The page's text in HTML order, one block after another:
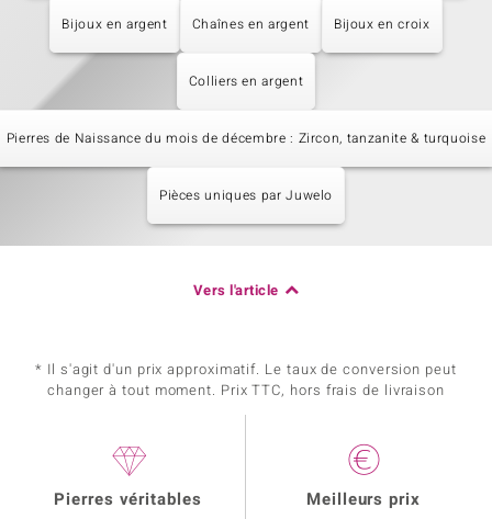
Bijoux en argent Chaînes en argent Bijoux en croix
Colliers en argent
Pierres de Naissance du mois de décembre : Zircon, tanzanite & turquoise
Pièces uniques par Juwelo
Vers l'article
* Il s'agit d'un prix approximatif. Le taux de conversion peut
changer à tout moment. Prix TTC, hors frais de livraison
Pierres véritables Meilleurs prix